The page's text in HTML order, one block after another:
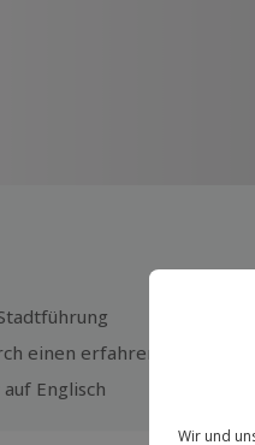
einen erfahrenen Guide
Englisch